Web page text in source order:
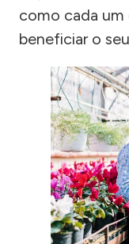
como cada
beneficiar o